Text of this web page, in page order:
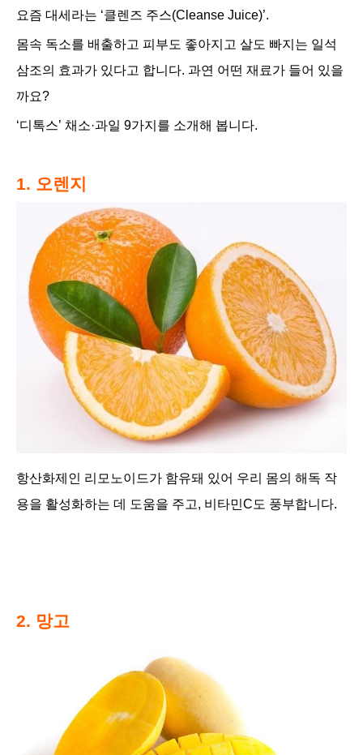
요즘 대세라는 ‘클렌즈 주스(Cleanse Juice)’.
몸속 독소를 배출하고 피부도 좋아지고 살도 빠지는 일석
삼조의 효과가 있다고 합니다. 과연 어떤 재료가 들어 있을
까요?
‘디톡스’ 채소·과일 9가지를 소개해 봅니다.
1. 오렌지
항산화제인 리모노이드가 함유돼 있어 우리 몸의 해독 작
용을 활성화하는 데 도움을 주고, 비타민C도 풍부합니다.
2. 망고